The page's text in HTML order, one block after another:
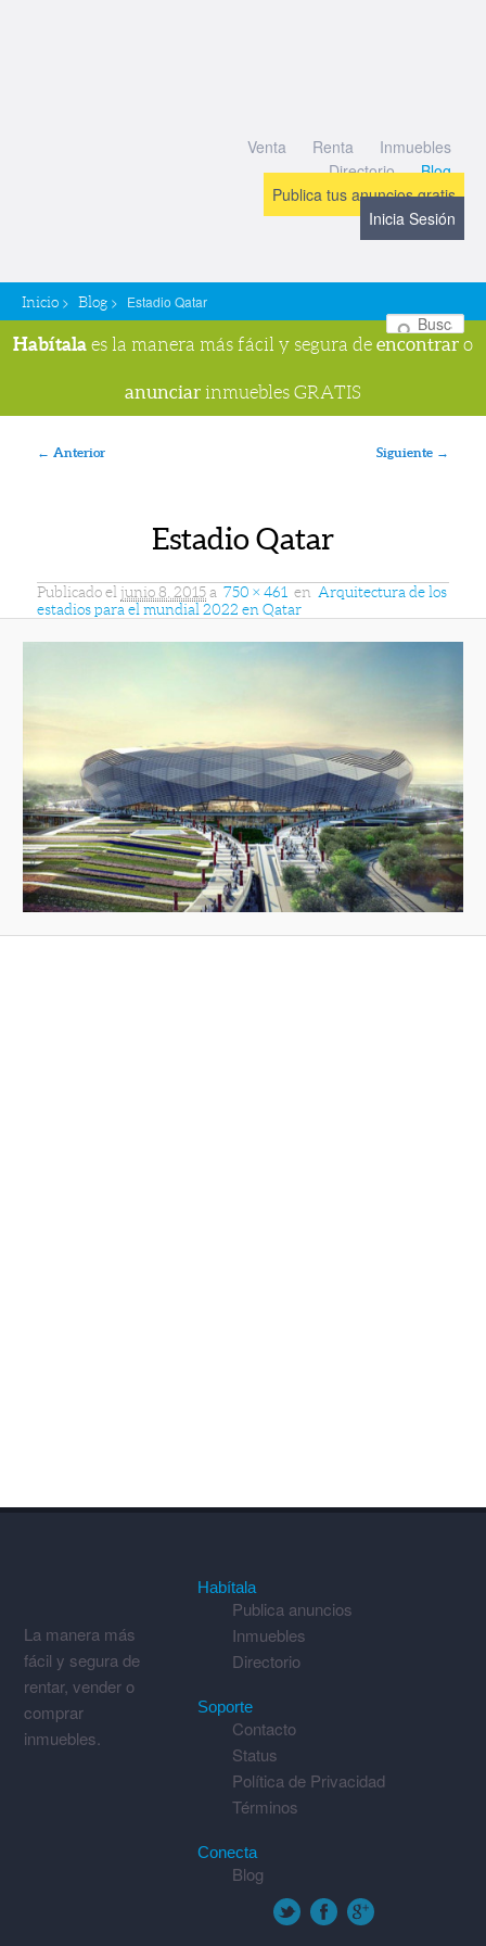
Venta Renta
Inmuebles
Directorio
Blog
Publica tus anuncios gratis
Inicia Sesión
Inicio > Blog > Estadio Qatar
Habítala es la manera más fácil y segura de encontrar o
anunciar inmuebles GRATIS
Navegador de imágenes
← Anterior Siguiente →
Estadio Qatar
Publicado el junio 8, 2015a 750 × 461 en Arquitectura de los
estadios para el mundial 2022 en Qatar
La manera más
fácil y segura de
rentar, vender o
comprar
inmuebles.
Habítala
Publica anuncios
Inmuebles
Directorio
Soporte
Contacto
Status
Política de Privacidad
Términos
Conecta
Blog